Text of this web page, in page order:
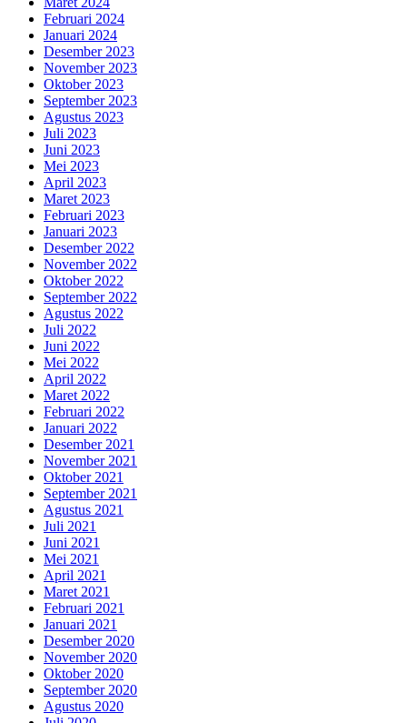
Februari 2024
Januari 2024
Desember 2023
November 2023
Oktober 2023
September 2023
Agustus 2023
Juli 2023
Juni 2023
Mei 2023
April 2023
Maret 2023
Februari 2023
Januari 2023
Desember 2022
November 2022
Oktober 2022
September 2022
Agustus 2022
Juli 2022
Juni 2022
Mei 2022
April 2022
Maret 2022
Februari 2022
Januari 2022
Desember 2021
November 2021
Oktober 2021
September 2021
Agustus 2021
Juli 2021
Juni 2021
Mei 2021
April 2021
Maret 2021
Februari 2021
Januari 2021
Desember 2020
November 2020
Oktober 2020
September 2020
Agustus 2020